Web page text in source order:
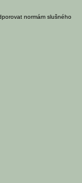
normám slušného